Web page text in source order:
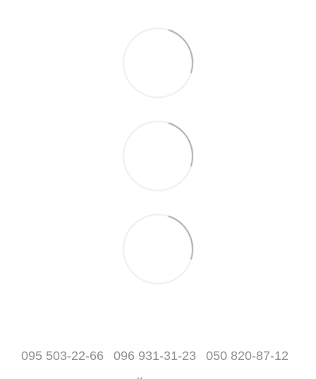
095 503-22-66 096 931-31-23 050 820-87-12